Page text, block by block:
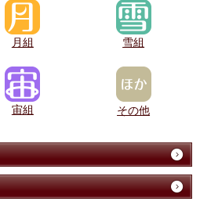
月組 雪組
宙組 その他